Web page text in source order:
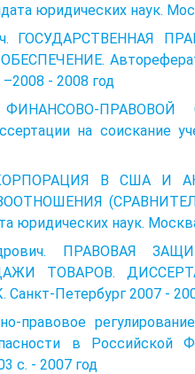
юридических наук.
ГОСУДАРСТВЕННАЯ
Автореферат
- 2008 год
ФИНАНСОВО-
на соискание
КОРПОРАЦИЯ В США И
юридических наук.
ПРАВОВАЯ
ТОВАРОВ.
Петербург 2007 -
правовое
в
с. - 2007 год